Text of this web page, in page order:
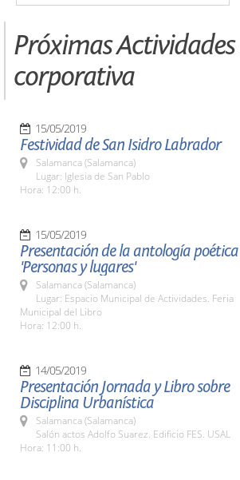
Próximas
corporativa
15/05/2019
Festividad de San Isidro Labrador
Salamanca (Salamanca)
Lugar: Iglesia de San Pablo
Hora: 12:00 h.
15/05/2019
Presentación de la antología poética
'Personas y lugares'
Salamanca (Salamanca)
Lugar: Espacio Municipal de Actividades. Feria
Municipal del Libro
Hora: 12:00 h.
14/05/2019
Presentación Jornada y Libro sobre
Disciplina Urbanística
Salamanca (Salamanca)
Salón actos Adolfo Suarez. Edificio FES. USAL
Hora: 11:00 h.